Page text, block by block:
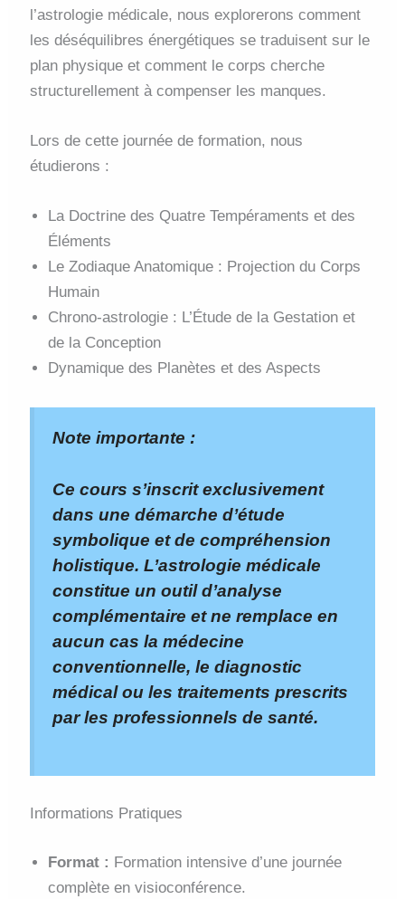
l’astrologie médicale, nous explorerons comment
les déséquilibres énergétiques se traduisent sur le
plan physique et comment le corps cherche
structurellement à compenser les manques.
Lors de cette journée de formation, nous
étudierons :
La Doctrine des Quatre Tempéraments et des
Éléments
Le Zodiaque Anatomique : Projection du Corps
Humain
Chrono-astrologie : L’Étude de la Gestation et
de la Conception
Dynamique des Planètes et des Aspects
Note importante :
Ce cours s’inscrit exclusivement
dans une démarche d’étude
symbolique et de compréhension
holistique. L’astrologie médicale
constitue un outil d’analyse
complémentaire et ne remplace en
aucun cas la médecine
conventionnelle, le diagnostic
médical ou les traitements prescrits
par les professionnels de santé.
Informations Pratiques
Format : Formation intensive d’une journée
complète en visioconférence.